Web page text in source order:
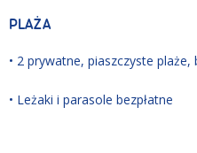
PLAŻA
• 2 prywatne, piaszczyste
• Leżaki i parasole bezpłatne